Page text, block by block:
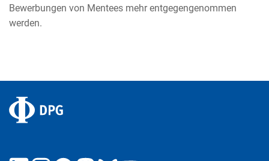
Bewerbungen von Mentees mehr entgegengenommen
werden.